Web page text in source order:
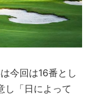
今回は16番とし
し「日によって